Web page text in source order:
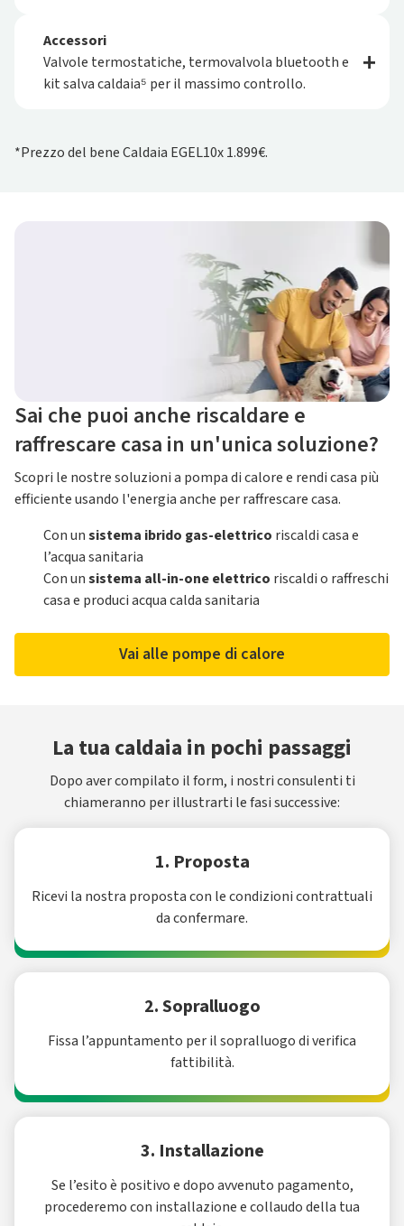
Accessori
Valvole termostatiche, termovalvola bluetooth e
kit salva caldaia⁵ per il massimo controllo.
*Prezzo del bene Caldaia EGEL10x 1.899€.
Sai che puoi anche riscaldare e
raffrescare casa in un'unica soluzione?
Scopri le nostre soluzioni a pompa di calore e rendi casa più
efficiente usando l'energia anche per raffrescare casa.
Con unsistema ibrido gas-elettrico riscaldi casa e
l’acqua sanitaria
Con unsistema all-in-one elettrico riscaldi o raffreschi
casa e produci acqua calda sanitaria
Vai alle pompe di calore
La tua caldaia in pochi passaggi
Dopo aver compilato il form, i nostri consulenti ti
chiameranno per illustrarti le fasi successive:
1. Proposta
Ricevi la nostra proposta con le condizioni contrattuali
da confermare.
2. Sopralluogo
Fissa l’appuntamento per il sopralluogo di verifica
fattibilità.
3. Installazione
Se l’esito è positivo e dopo avvenuto pagamento,
procederemo con installazione e collaudo della tua